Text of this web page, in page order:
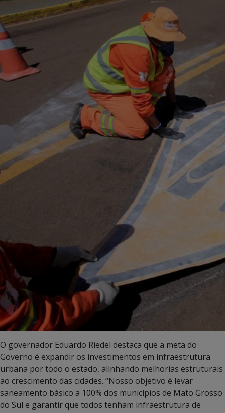
O governador Eduardo Riedel destaca que a meta do
Governo é expandir os investimentos em infraestrutura
urbana por todo o estado, alinhando melhorias estruturais
ao crescimento das cidades. “Nosso objetivo é levar
saneamento básico a 100% dos municípios de Mato Grosso
do Sul e garantir que todos tenham infraestrutura de